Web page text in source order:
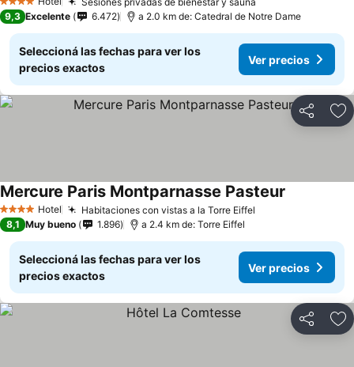
4 Estrellas
9,3 Excelente 6.472 a 2.0 km de: Catedral de Notre Dame
Seleccioná las fechas para ver los
precios exactos
Ver precios
Compartir
4 EstrellasHotel Habitaciones con vistas a la Torre Eiffel
Mercure Paris Montparnasse Pasteur
8,1 Muy bueno 1.896 a 2.4 km de: Torre Eiffel
Seleccioná las fechas para ver los
precios exactos
Ver precios
Compartir